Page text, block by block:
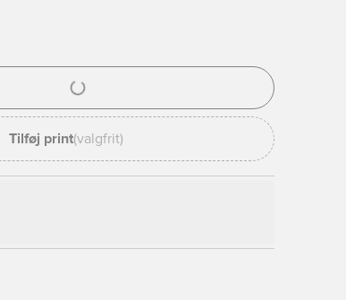
ind eller tilmelde dig som medlem
Tilføj print(valgfrit)